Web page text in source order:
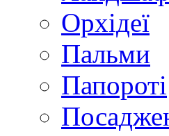
Орхідеї
Пальми
Папороті